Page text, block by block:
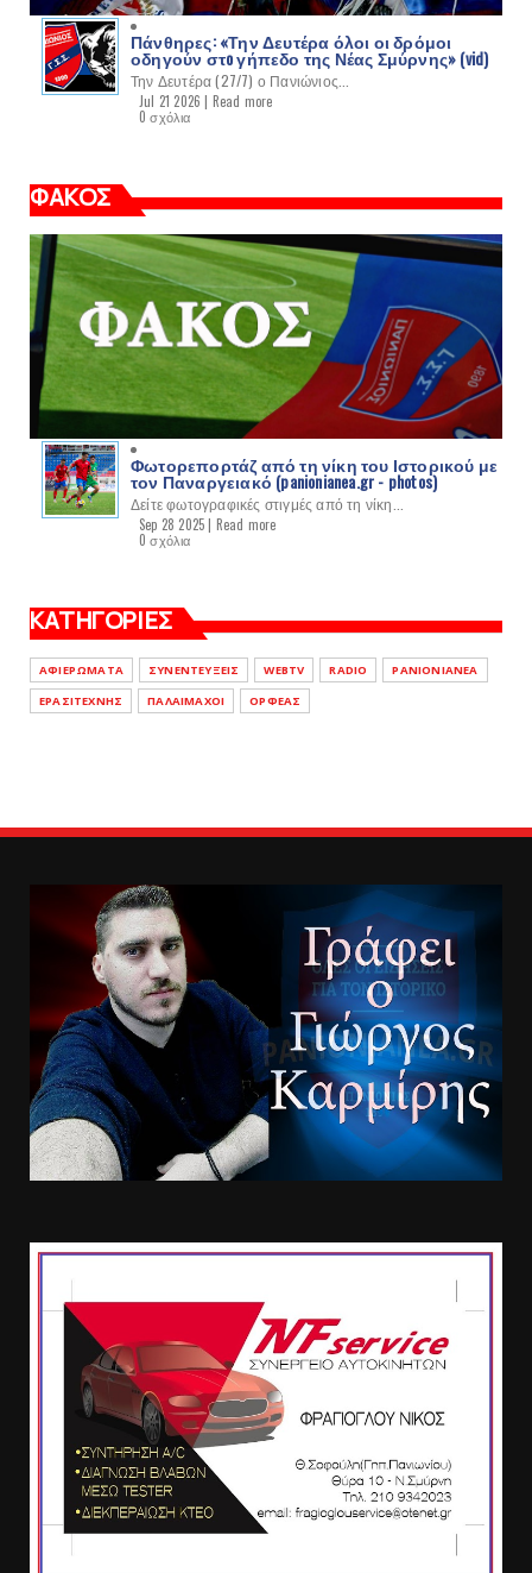
Πάνθηρες: «Την Δευτέρα όλοι οι δρόμοι
οδηγούν στo γήπεδο της Νέας Σμύρνης» (vid)
Την Δευτέρα (27/7) ο Πανιώνιος...
Jul 21 2026 | Read more
0 σχόλια
ΦΑΚΟΣ
Φωτορεπορτάζ από τη νίκη του Ιστορικού με
τον Παναργειακό (panionianea.gr - photos)
Δείτε φωτογραφικές στιγμές από τη νίκη...
Sep 28 2025 | Read more
0 σχόλια
ΚΑΤΗΓΟΡΙΕΣ
ΑΦΙΕΡΩΜΑΤΑ ΣΥΝΕΝΤΕΥΞΕΙΣ WEBTV RADIO
PANIONIANEA
ΕΡΑΣΙΤΕΧΝΗΣ
ΠΑΛΑΙΜΑΧΟΙ ΟΡΦΕΑΣ